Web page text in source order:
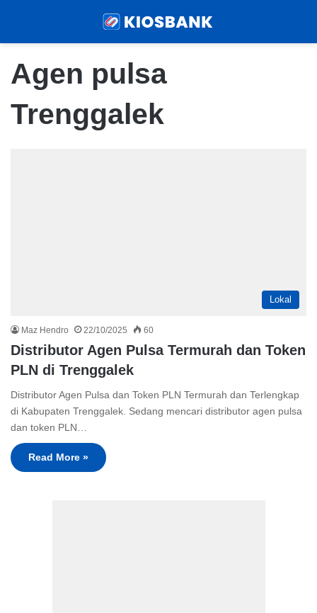
Agen pulsa
Trenggalek
Lokal
Maz Hendro 22/10/2025 60
Distributor Agen Pulsa Termurah dan Token
PLN di Trenggalek
Distributor Agen Pulsa dan Token PLN Termurah dan Terlengkap
di Kabupaten Trenggalek. Sedang mencari distributor agen pulsa
dan token PLN…
Read More »